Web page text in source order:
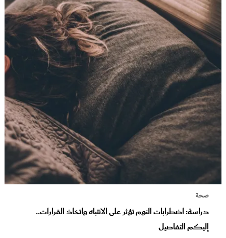
صحة
دراسة: اضطرابات النوم تؤثر على الانتباه واتخاذ القرارات..
إليكم التفاصيل